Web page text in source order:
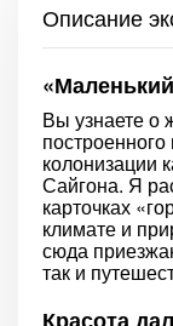
Описание
Вы узнаете о
колонизации
Сайгона. Я
карточках
климате и
сюда
так и